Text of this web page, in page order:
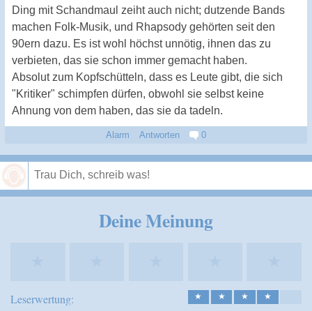
Ding mit Schandmaul zeiht auch nicht; dutzende Bands
machen Folk-Musik, und Rhapsody gehörten seit den
90ern dazu. Es ist wohl höchst unnötig, ihnen das zu
verbieten, das sie schon immer gemacht haben.
Absolut zum Kopfschütteln, dass es Leute gibt, die sich
"Kritiker" schimpfen dürfen, obwohl sie selbst keine
Ahnung von dem haben, das sie da tadeln.
Alarm Antworten 0
Deine Meinung
Leserwertung: ★ ★ ★ ★